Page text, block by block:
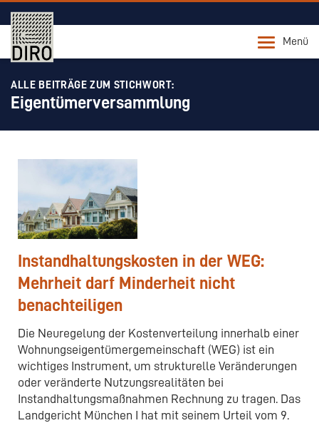
Menü
ALLE BEITRÄGE ZUM STICHWORT:
Eigentümerversammlung
Instandhaltungskosten in der WEG:
Mehrheit darf Minderheit nicht
benachteiligen
Die Neuregelung der Kostenverteilung innerhalb einer
Wohnungseigentümergemeinschaft (WEG) ist ein
wichtiges Instrument, um strukturelle Veränderungen
oder veränderte Nutzungsrealitäten bei
Instandhaltungsmaßnahmen Rechnung zu tragen. Das
Landgericht München I hat mit seinem Urteil vom 9.